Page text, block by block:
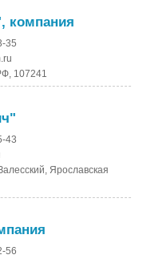
компания
35
107241
43
Ярославская
56